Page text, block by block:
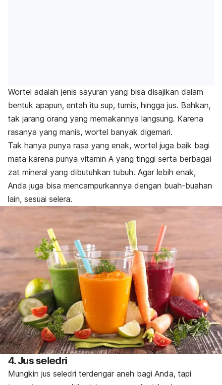
Wortel adalah jenis sayuran yang bisa disajikan dalam
bentuk apapun, entah itu sup, tumis, hingga jus. Bahkan,
tak jarang orang yang memakannya langsung. Karena
rasanya yang manis, wortel banyak digemari.
Tak hanya punya rasa yang enak, wortel juga baik bagi
mata karena punya vitamin A yang tinggi serta berbagai
zat mineral yang dibutuhkan tubuh. Agar lebih enak,
Anda juga bisa mencampurkannya dengan buah-buahan
lain, sesuai selera.
4. Jus seledri
Mungkin jus seledri terdengar aneh bagi Anda, tapi